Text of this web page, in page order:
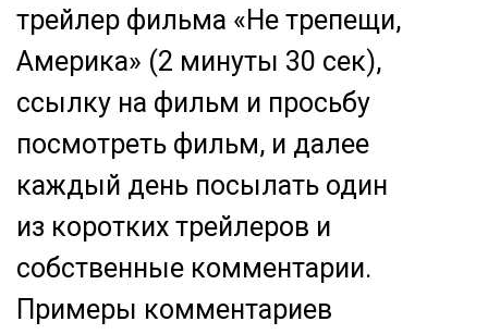
трейлер фильма «Не трепещи,
Америка» (2 минуты 30 сек),
ссылку на фильм и просьбу
посмотреть фильм, и далее
каждый день посылать один
из коротких трейлеров и
собственные комментарии.
Примеры комментариев